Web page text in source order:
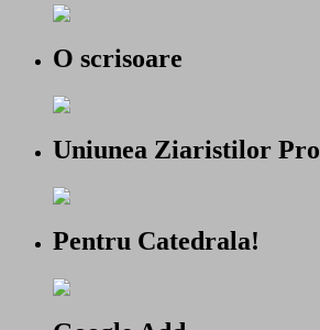
O scrisoare
Uniunea Ziaristilor
Pentru Catedrala!